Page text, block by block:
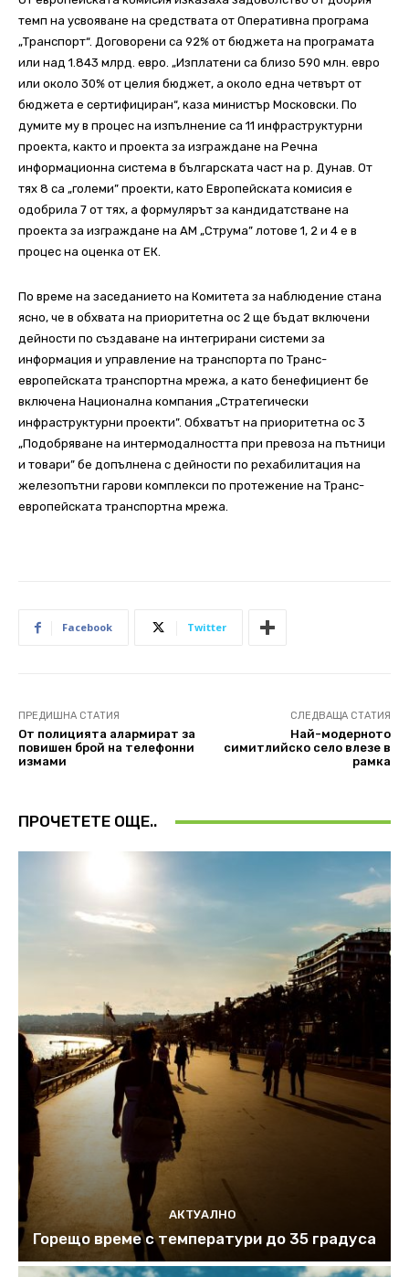
темп на усвояване на средствата от Оперативна програма
„Транспорт“. Договорени са 92% от бюджета на програмата
или над 1.843 млрд. евро. „Изплатени са близо 590 млн. евро
или около 30% от целия бюджет, а около една четвърт от
бюджета е сертифициран“, каза министър Московски. По
думите му в процес на изпълнение са 11 инфраструктурни
проекта, както и проекта за изграждане на Речна
информационна система в българската част на р. Дунав. От
тях 8 са „големи” проекти, като Европейската комисия е
одобрила 7 от тях, а формулярът за кандидатстване на
проекта за изграждане на АМ „Струма” лотове 1, 2 и 4 е в
процес на оценка от ЕК.
По време на заседанието на Комитета за наблюдение стана
ясно, че в обхвата на приоритетна ос 2 ще бъдат включени
дейности по създаване на интегрирани системи за
информация и управление на транспорта по Транс-
европейската транспортна мрежа, а като бенефициент бе
включена Национална компания „Стратегически
инфраструктурни проекти”. Обхватът на приоритетна ос 3
„Подобряване на интермодалността при превоза на пътници
и товари” бе допълнена с дейности по рехабилитация на
железопътни гарови комплекси по протежение на Транс-
европейската транспортна мрежа.
Facebook Twitter
ПРЕДИШНА СТАТИЯ
От полицията алармират за
повишен брой на телефонни
измами
СЛЕДВАЩА СТАТИЯ
Най-модерното
симитлийско село влезе в
рамка
ПРОЧЕТЕТЕ ОЩЕ..
АКТУАЛНО
Горещо време с температури до 35 градуса